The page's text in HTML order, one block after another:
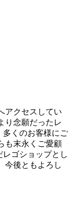
アクセスしてい
り念願だったレ
多くのお客様にご
も末永くご愛顧
ゴショップとし
今後ともよろし